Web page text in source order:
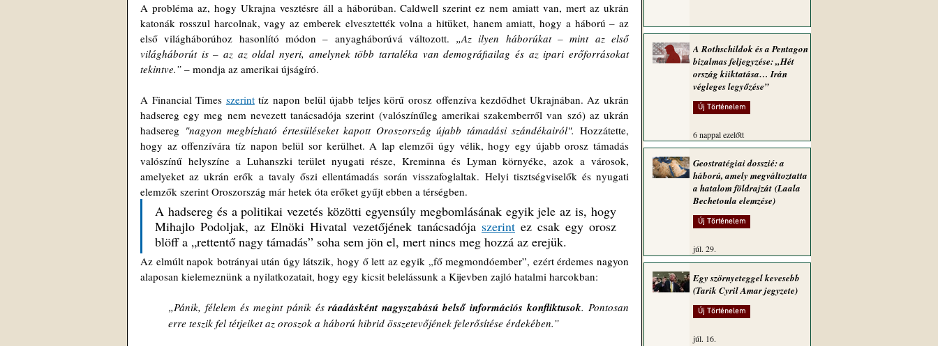
A probléma az, hogy Ukrajna vesztésre áll a háborúban. Caldwell szerint ez nem amiatt van, mert az ukrán
katonák rosszul harcolnak, vagy az emberek elvesztették volna a hitüket, hanem amiatt, hogy a háború – az
első világháborúhoz hasonlító módon – anyagháborúvá változott. „Az ilyen háborúkat – mint az első
világháborút is – az az oldal nyeri, amelynek több tartaléka van demográfiailag és az ipari erőforrásokat
tekintve.” – mondja az amerikai újságíró.
A Financial Times szerint tíz napon belül újabb teljes körű orosz offenzíva kezdődhet Ukrajnában. Az ukrán
hadsereg egy meg nem nevezett tanácsadója szerint (valószínűleg amerikai szakemberről van szó) az ukrán
hadsereg "nagyon megbízható értesüléseket kapott Oroszország újabb támadási szándékairól". Hozzátette,
hogy az offenzívára tíz napon belül sor kerülhet. A lap elemzői úgy vélik, hogy egy újabb orosz támadás
valószínű helyszíne a Luhanszki terület nyugati része, Kreminna és Lyman környéke, azok a városok,
amelyeket az ukrán erők a tavaly őszi ellentámadás során visszafoglaltak. Helyi tisztségviselők és nyugati
elemzők szerint Oroszország már hetek óta erőket gyűjt ebben a térségben.
A hadsereg és a politikai vezetés közötti egyensúly megbomlásának egyik jele az is, hogy
Mihajlo Podoljak, az Elnöki Hivatal vezetőjének tanácsadója szerint ez csak egy orosz
blöff a „rettentő nagy támadás” soha sem jön el, mert nincs meg hozzá az erejük.
Az elmúlt napok botrányai után úgy látszik, hogy ő lett az egyik „fő megmondóember”, ezért érdemes nagyon
alaposan kielemeznünk a nyilatkozatait, hogy egy kicsit belelássunk a Kijevben zajló hatalmi harcokban:
„Pánik, félelem és megint pánik és ráadásként nagyszabású belső információs konfliktusok. Pontosan
erre teszik fel tétjeiket az oroszok a háború hibrid összetevőjének felerősítése érdekében.”
A Rothschildok és a Pentagon
bizalmas feljegyzése: „Hét
ország kiiktatása… Irán
végleges legyőzése”
Új Történelem
6 nappal ezelőtt
Geostratégiai dosszié: a
háború, amely megváltoztatta
a hatalom földrajzát (Laala
Bechetoula elemzése)
Új Történelem
júl. 29.
Egy szörnyeteggel kevesebb
(Tarik Cyril Amar jegyzete)
Új Történelem
júl. 16.